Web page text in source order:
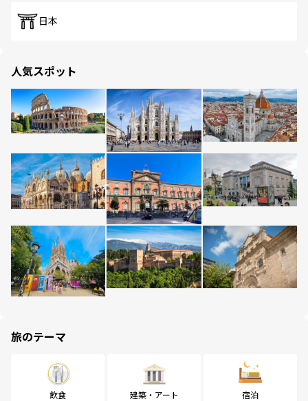
日本
人気スポット
旅のテーマ
飲食 建築・アート 宿泊